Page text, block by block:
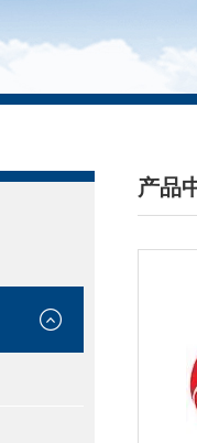
产品
/